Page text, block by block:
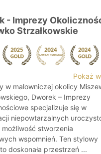
- Imprezy
Strzałkowskie
Pokaż
w malowniczej okolicy
Dworek – Imprezy
specjalizuje się w
niepowtarzalnych
stworzenia
wspomnień. Ten stylowy
doskonała przestrzeń ...